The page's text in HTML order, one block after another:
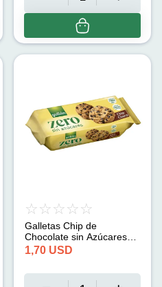
Galletas Chip de
Chocolate sin Azúcares
Zero (125g)
1,70 USD